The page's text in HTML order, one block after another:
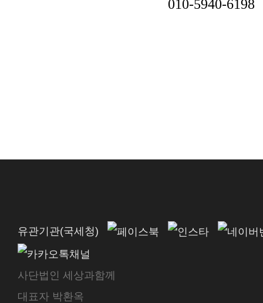
010-5940-6198
유관기관(국세청)
사단법인 세상과함께
대표자 박환옥